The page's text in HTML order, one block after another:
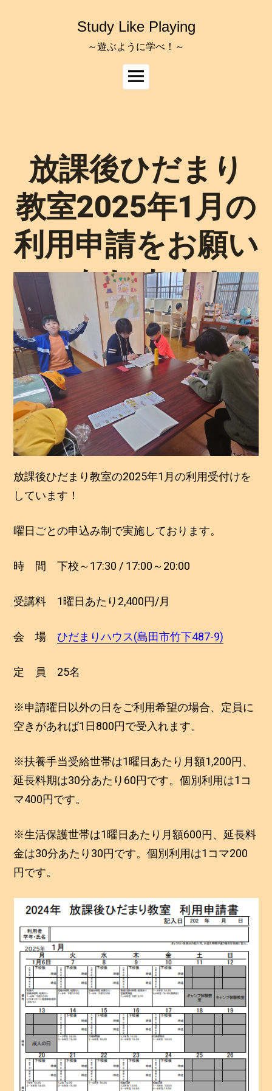
Study Like Playing
～遊ぶように学べ！～
メ
イ
ー
放課後ひだまり
教室2025年1月の
利用申請をお願い
いたします！
投稿日:2024年12月27日2
0
2
4
年
1
2
月
2
7
日
投稿者:静治
放課後ひだまり教室の2025年1月の利用受付けを
しています！
曜日ごとの申込み制で実施しております。
時 間 下校～17:30 / 17:00～20:00
受講料 1曜日あたり2,400円/月
会 場ひだまりハウス(島田市竹下487-9)
定 員 25名
※申請曜日以外の日をご利用希望の場合、定員に
空きがあれば1日800円で受入れます。
※扶養手当受給世帯は1曜日あたり月額1,200円、
延長料期は30分あたり60円です。個別利用は1コ
マ400円です。
※生活保護世帯は1曜日あたり月額600円、延長料
金は30分あたり30円です。個別利用は1コマ200
円です。